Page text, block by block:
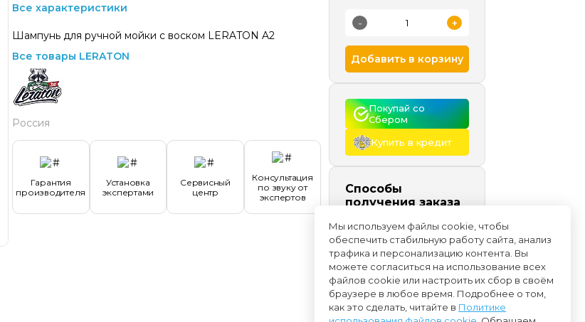
Все характеристики
Шампунь для ручной мойки с воском LERATON A2
Все товары LERATON
Россия
Гарантия
производителя
Установка
экспертами
Сервисный
центр
Консультация
по звуку от
экспертов
- +
Добавить в корзину
Покупай со
Сбером
Купить в кредит
Способы
получения заказа
сегодня и
позже, бесплатно
Доставканачиная с
08.08
Мы используем файлы cookie, чтобы
обеспечить стабильную работу сайта, анализ
трафика и персонализацию контента. Вы
можете согласиться на использование всех
файлов cookie или настроить их сбор в своём
браузере в любое время. Подробнее о том,
как это сделать, читайте в Политике